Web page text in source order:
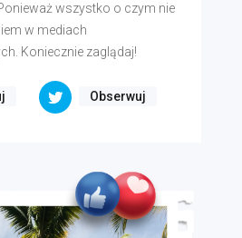
wszystko o czym nie
w mediach
Koniecznie zaglądaj!
Obserwuj